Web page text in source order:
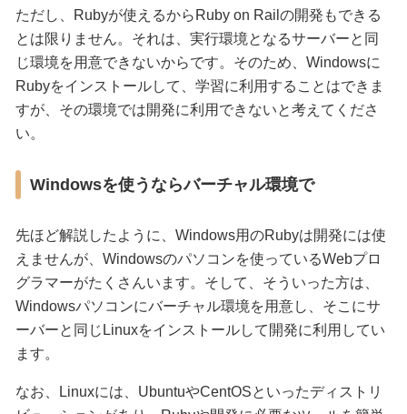
ただし、Rubyが使えるからRuby on Railの開発もできる
とは限りません。それは、実行環境となるサーバーと同
じ環境を用意できないからです。そのため、Windowsに
Rubyをインストールして、学習に利用することはできま
すが、その環境では開発に利用できないと考えてくださ
い。
Windowsを使うならバーチャル環境で
先ほど解説したように、Windows用のRubyは開発には使
えませんが、Windowsのパソコンを使っているWebプロ
グラマーがたくさんいます。そして、そういった方は、
Windowsパソコンにバーチャル環境を用意し、そこにサ
ーバーと同じLinuxをインストールして開発に利用してい
ます。
なお、Linuxには、UbuntuやCentOSといったディストリ